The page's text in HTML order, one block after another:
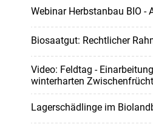
Webinar Herbstanbau BIO -
Biosaatgut: Rechtlicher
Video: Feldtag -
winterharten
Lagerschädlinge im